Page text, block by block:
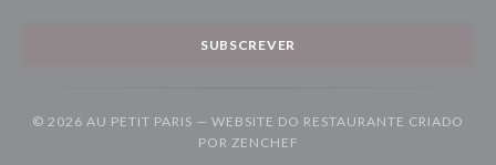
SUBSCREVER
© 2026 AU PETIT PARIS — WEBSITE DO RESTAURANTE CRIADO
POR ZENCHEF